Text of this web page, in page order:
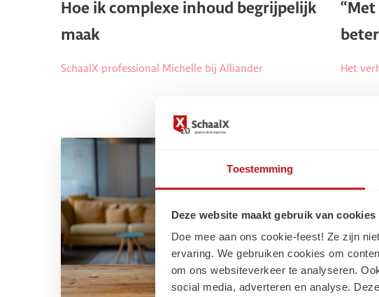
Toestemming
Deze website maakt gebruik van cookies
Doe mee aan ons cookie-feest! Ze zijn
ervaring. We gebruiken cookies om
om ons websiteverkeer te analyseren.
social media, adverteren en analyse.
Hoe ik complexe inhoud begrijpelijk
maak
SchaalX professional Michelle bij Alliander Het